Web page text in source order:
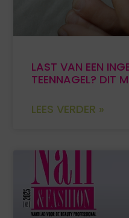
LAST VAN EEN
TEENNAGEL? DIT
LEES VERDER »